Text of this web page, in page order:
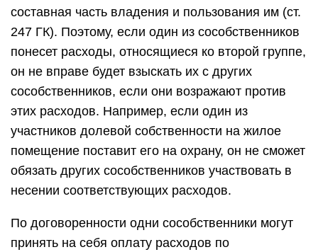
составная часть владения и пользования им (ст.
247 ГК). Поэтому, если один из сособственников
понесет расходы, относящиеся ко второй группе,
он не вправе будет взыскать их с других
сособственников, если они возражают против
этих расходов. Например, если один из
участников долевой собственности на жилое
помещение поставит его на охрану, он не сможет
обязать других сособственников участвовать в
несении соответствующих расходов.
По договоренности одни сособственники могут
принять на себя оплату расходов по